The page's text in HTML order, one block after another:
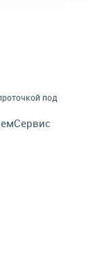
под